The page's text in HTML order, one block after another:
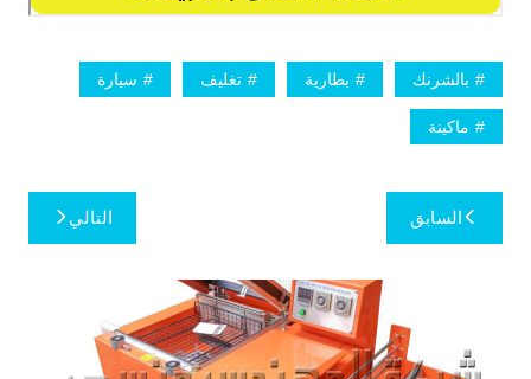
بالشرنك بطارية تغليف سيارة
ماكينة
تصفّح
المقالات
السابق التالي